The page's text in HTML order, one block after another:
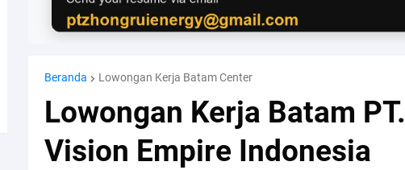
Beranda Lowongan Kerja Batam Center
Lowongan Kerja Batam PT.
Vision Empire Indonesia